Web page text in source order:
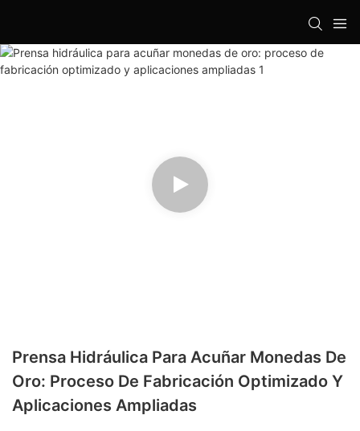
Prensa Hidráulica Para Acuñar Monedas De
Oro: Proceso De Fabricación Optimizado Y
Aplicaciones Ampliadas